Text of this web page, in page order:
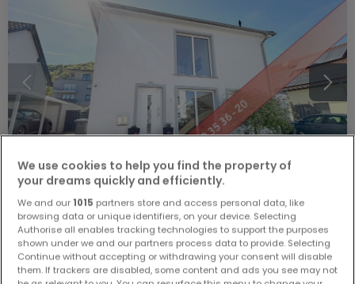
Haus 4 Zimmer zum Kauf inTawern
519.800 €
123 m² 4 3
We use cookies to help you find the property of
your dreams quickly and efficiently.
We and our 1015 partners store and access personal data, like
browsing data or unique identifiers, on your device. Selecting
Authorise all enables tracking technologies to support the purposes
shown under we and our partners process data to provide. Selecting
Continue without accepting or withdrawing your consent will disable
them. If trackers are disabled, some content and ads you see may not